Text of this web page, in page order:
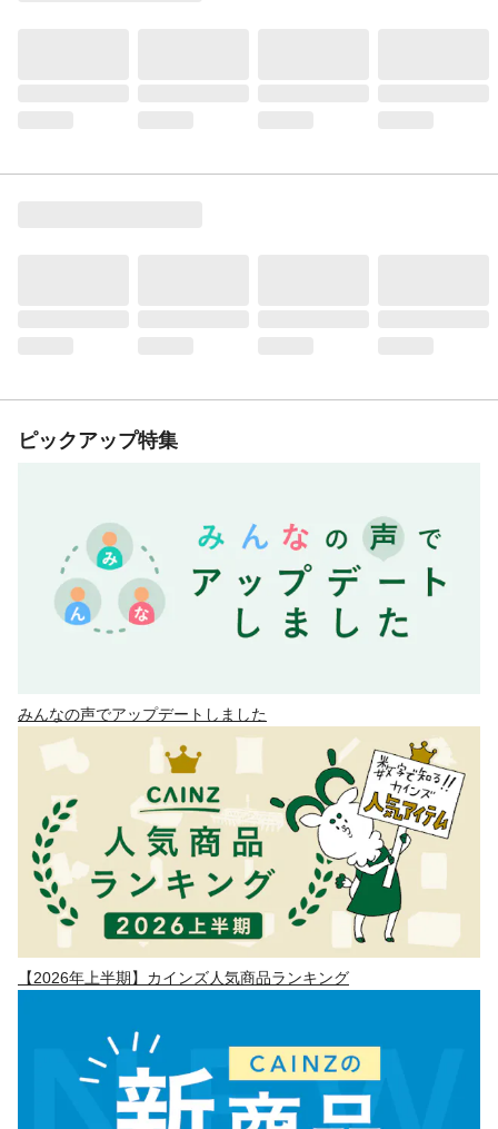
ピックアップ特集
みんなの声でアップデートしました
【2026年上半期】カインズ人気商品ランキング